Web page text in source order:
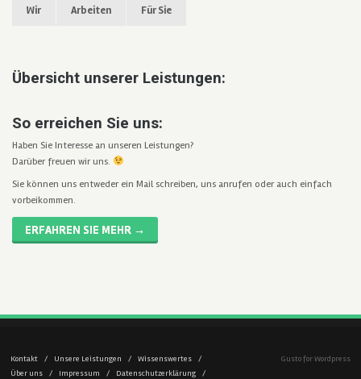
Wir Arbeiten Für Sie
Übersicht unserer Leistungen:
So erreichen Sie uns:
Haben Sie Interesse an unseren Leistungen?
Darüber freuen wir uns.
Sie können uns entweder ein Mail schreiben, uns anrufen oder auch einfach
vorbeikommen.
ERFAHREN SIE MEHR →
Kontakt / Unsere Leistungen / Wissenswertes
/
Über uns
/ Impressum / Datenschutzerklärung /
Gusto for Wordpress